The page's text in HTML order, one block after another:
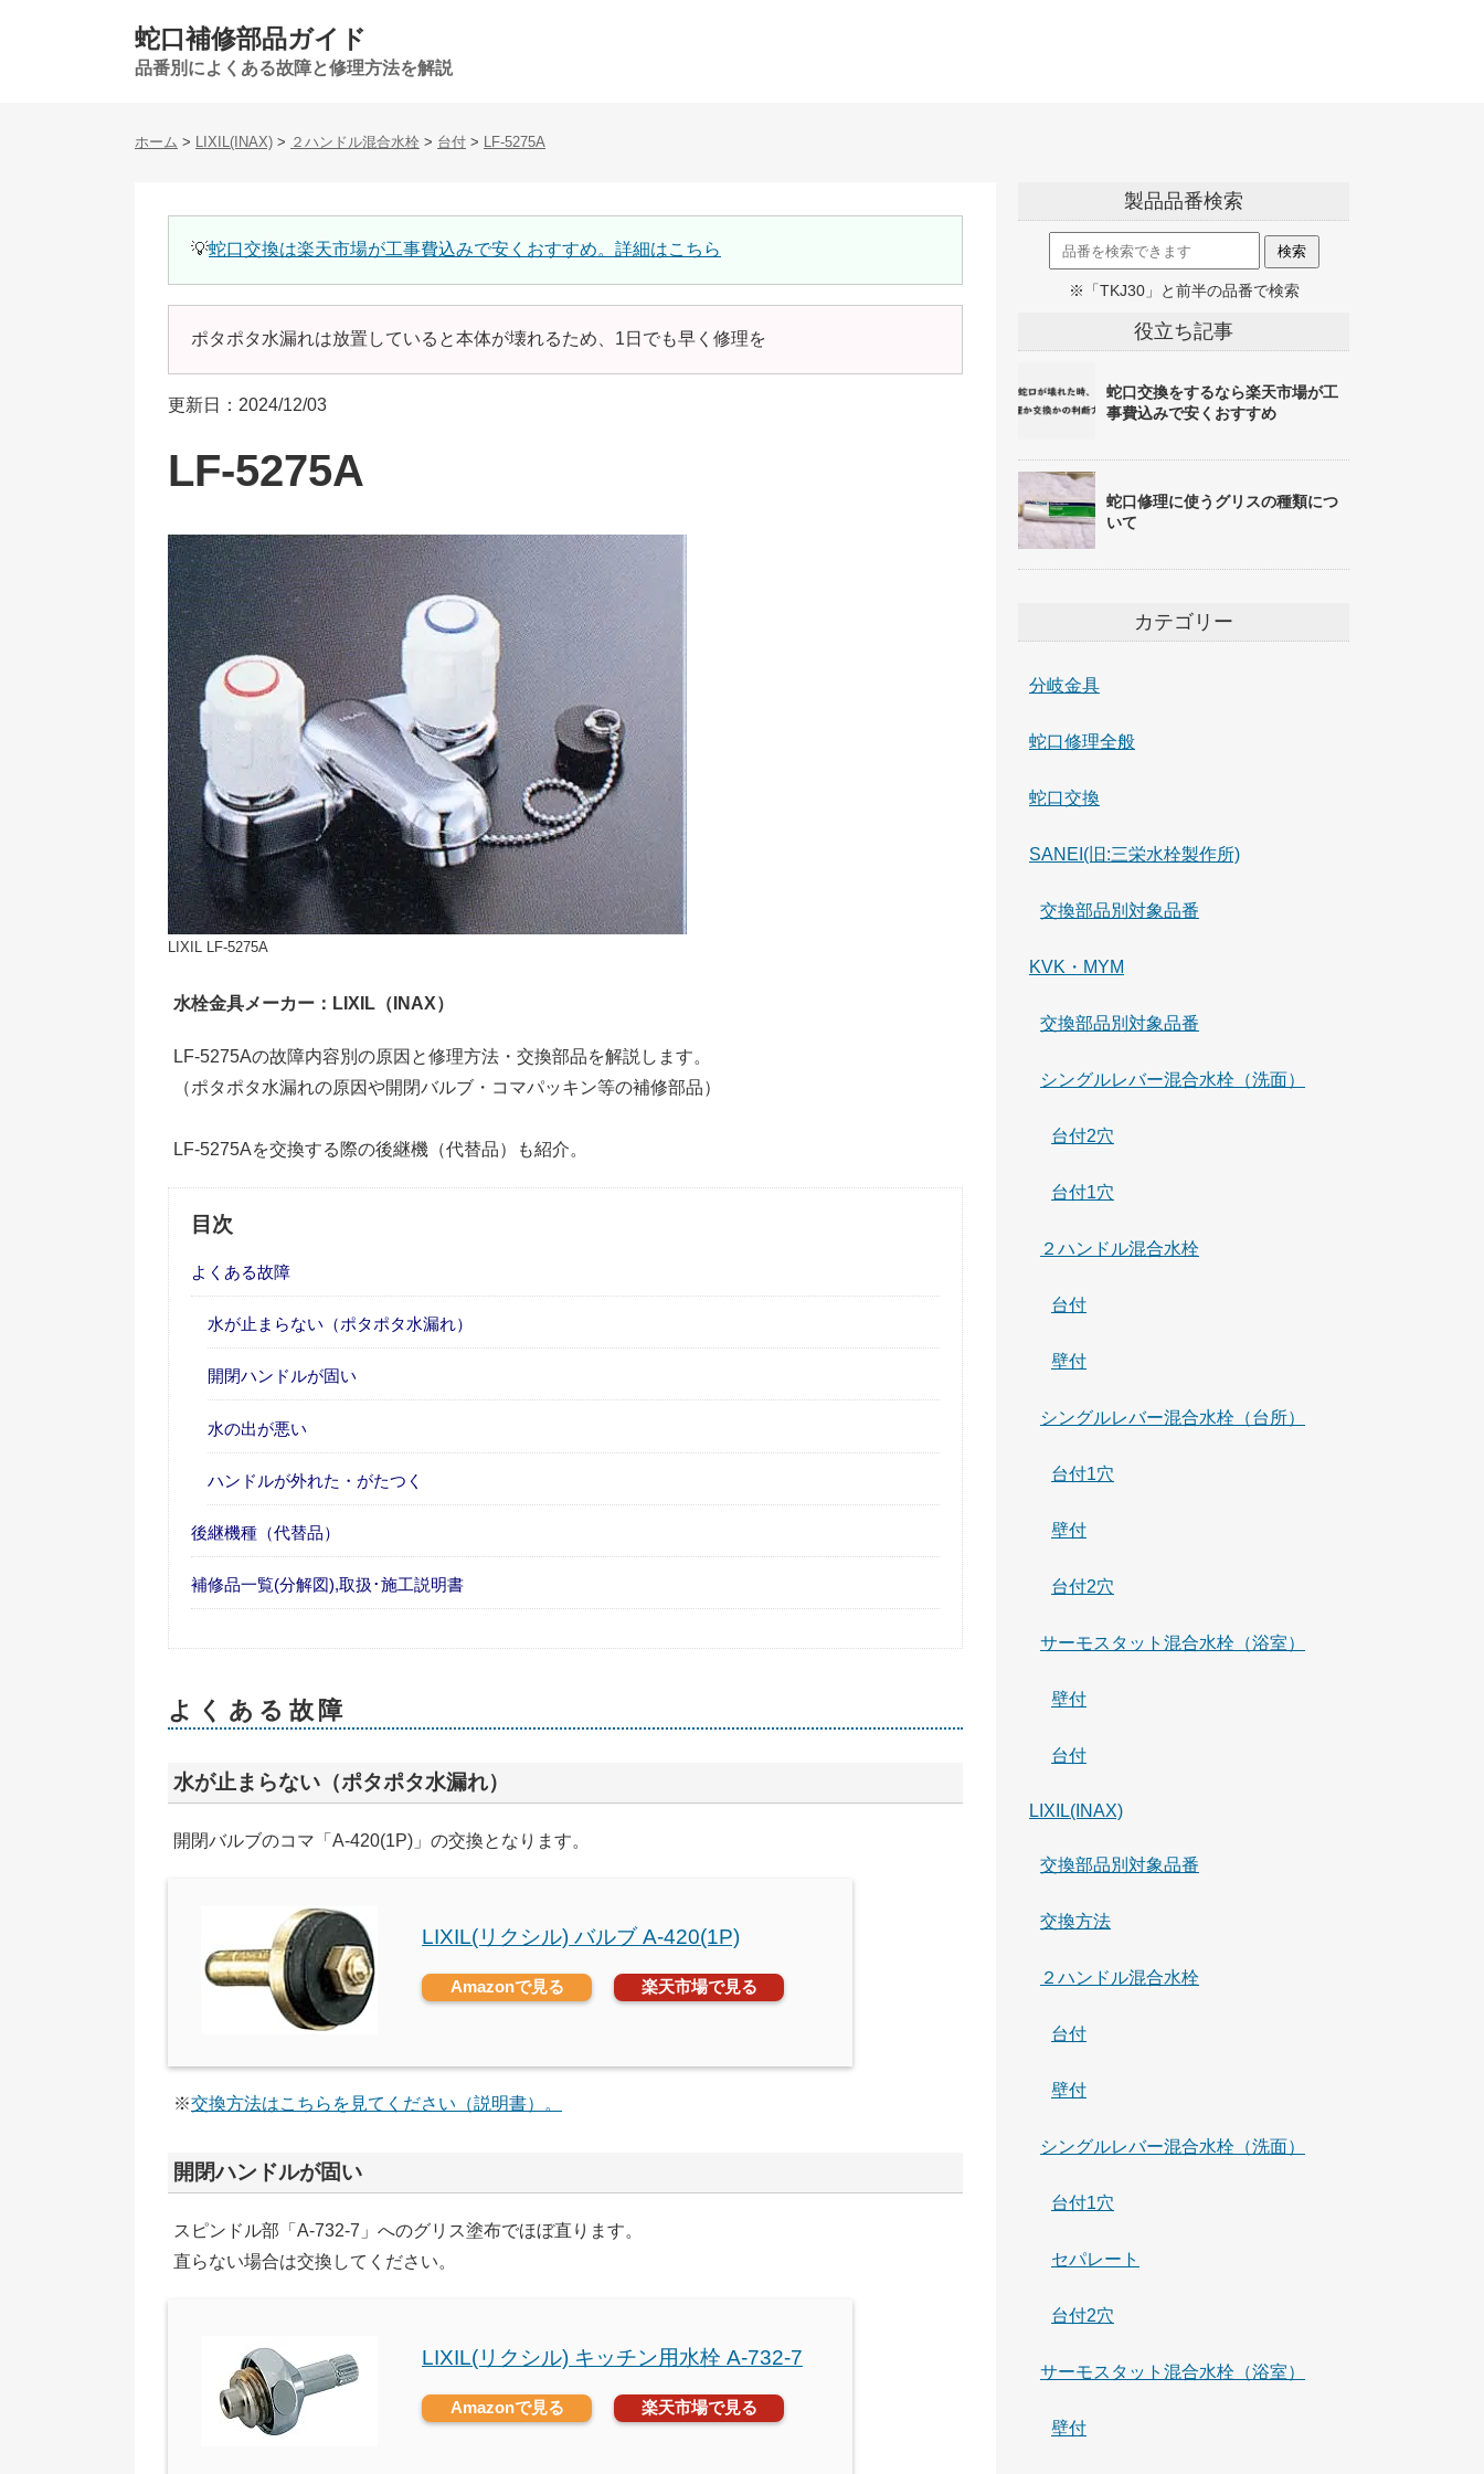
蛇口補修部品ガイド
品番別によくある故障と修理方法を解説
ホーム > LIXIL(INAX) > ２ハンドル混合水栓 > 台付 > LF-5275A
💡蛇口交換は楽天市場が工事費込みで安くおすすめ。詳細はこちら
ポタポタ水漏れは放置していると本体が壊れるため、1日でも早く修理を
更新日：2024/12/03
LF-5275A
LIXIL LF-5275A
水栓金具メーカー：LIXIL（INAX）
LF-5275Aの故障内容別の原因と修理方法・交換部品を解説します。
（ポタポタ水漏れの原因や開閉バルブ・コマパッキン等の補修部品）
LF-5275Aを交換する際の後継機（代替品）も紹介。
目次
よくある故障
水が止まらない（ポタポタ水漏れ）
開閉ハンドルが固い
水の出が悪い
ハンドルが外れた・がたつく
後継機種（代替品）
補修品一覧(分解図),取扱･施工説明書
よくある故障
水が止まらない（ポタポタ水漏れ）
開閉バルブのコマ「A-420(1P)」の交換となります。
LIXIL(リクシル) バルブ A-420(1P)
Amazonで見る 楽天市場で見る
※交換方法はこちらを見てください（説明書）。
開閉ハンドルが固い
スピンドル部「A-732-7」へのグリス塗布でほぼ直ります。
直らない場合は交換してください。
LIXIL(リクシル) キッチン用水栓 A-732-7
Amazonで見る 楽天市場で見る
製品品番検索
※「TKJ30」と前半の品番で検索
役立ち記事
蛇口交換をするなら楽天市場が工
事費込みで安くおすすめ
蛇口修理に使うグリスの種類につ
いて
カテゴリー
分岐金具
蛇口修理全般
蛇口交換
SANEI(旧:三栄水栓製作所)
交換部品別対象品番
KVK・MYM
交換部品別対象品番
シングルレバー混合水栓（洗面）
台付2穴
台付1穴
２ハンドル混合水栓
台付
壁付
シングルレバー混合水栓（台所）
台付1穴
壁付
台付2穴
サーモスタット混合水栓（浴室）
壁付
台付
LIXIL(INAX)
交換部品別対象品番
交換方法
２ハンドル混合水栓
台付
壁付
シングルレバー混合水栓（洗面）
台付1穴
セパレート
台付2穴
サーモスタット混合水栓（浴室）
壁付